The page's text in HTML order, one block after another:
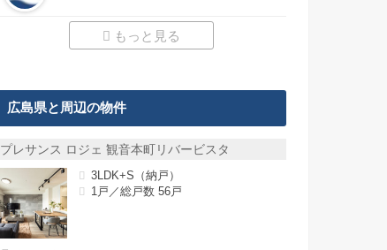
もっと見る
広島県と周辺の物件
プレサンス ロジェ 観音本町リバービスタ
3LDK+S（納戸）
1戸／総戸数 56戸